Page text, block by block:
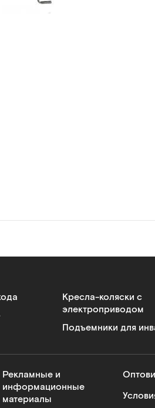
Кресла-коляски с
электроприводом
Подъемники для
Рекламные и
информационные
материалы